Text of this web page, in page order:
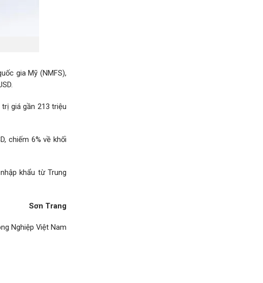
gia Mỹ (NMFS),
giá gần 213 triệu
chiếm 6% về khối
khẩu từ Trung
Sơn Trang
Nghiệp Việt Nam